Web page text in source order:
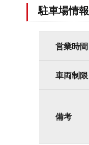
駐車場情報
営業時間
車両制限
備考